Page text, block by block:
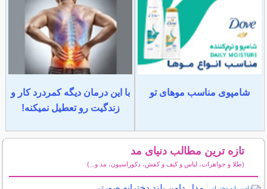
شامپوی مناسب موهای تو
با این درمان دیگه کمردرد کار و
زندگیت رو تعطیل نمیکنه!
تازه ترین مطالب دنیای مد
(طلا و جواهرات، لباس و کیف و کفش، دکوراسیون، مد و...)